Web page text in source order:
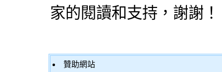
家的閱讀和支持，謝謝！
贊助網站